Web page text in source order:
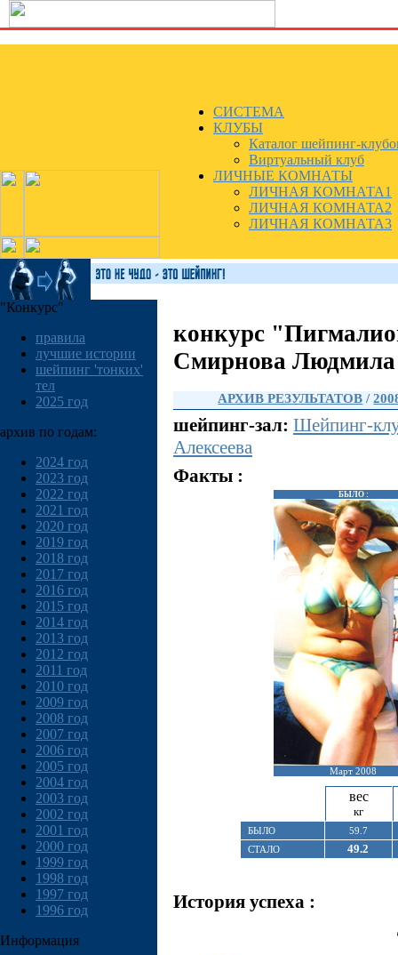
СИСТЕМА
КЛУБЫ
Каталог шейпинг-
Виртуальный клуб
ЛИЧНЫЕ КОМНАТЫ
ЛИЧНАЯ КОМНАТА1
ЛИЧНАЯ КОМНАТА2
ЛИЧНАЯ КОМНАТА3
"Конкурс"
правила
лучшие истории
шейпинг 'тонких'
тел
2025 год
архив по годам:
2024 год
2023 год
2022 год
2021 год
2020 год
2019 год
2018 год
2017 год
2016 год
2015 год
2014 год
2013 год
2012 год
2011 год
2010 год
2009 год
2008 год
2007 год
2006 год
2005 год
2004 год
2003 год
2002 год
2001 год
2000 год
1999 год
1998 год
1997 год
1996 год
Информация
конкурс
Смирнова Людмила
АРХИВ РЕЗУЛЬТАТОВ /
шейпинг-зал: Шейпинг-
Алексеева
Факты :
БЫЛО :
Март 2008
вес
кг
БЫЛО
59.7
СТАЛО
49.2
История успеха :